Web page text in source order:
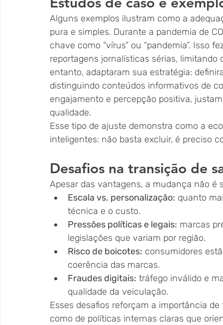
Alguns exemplos ilustram como a
pura e simples. Durante a pandemia de
chave como “vírus” ou “pandemia”. Isso
reportagens jornalísticas sérias,
entanto, adaptaram sua estratégia:
distinguindo conteúdos informativos de
engajamento e percepção positiva,
qualidade.
Esse tipo de ajuste demonstra como a
inteligentes: não basta excluir, é preciso
Desafios na transição de
Apesar das vantagens, a mudança não é
Escala vs. personalização: quanto
técnica e o custo.
Pressões políticas e legais: marcas
legislações que variam por região.
Risco de boicotes: consumidores
coerência das marcas.
Fraudes digitais: tráfego inválido e
qualidade da veiculação.
Esses desafios reforçam a importância
como de políticas internas claras que